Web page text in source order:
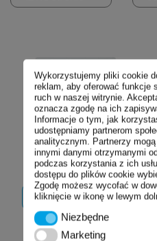
Wykorzystujemy pliki cookie
reklam, aby oferować funkcje
ruch w naszej witrynie.
oznacza zgodę na ich
Informacje o tym, jak
udostępniamy partnerom
analitycznym. Partnerzy
innymi danymi otrzymanymi
podczas korzystania z ich
dostępu do plików cookie
Zgodę możesz wycofać w
kliknięcie w ikonę w lewym
NiezbędneNiezbędne
MarketingMarketing
T17 PRO grzejnik
konwektorowy
1000W IP24
ZOBACZ
SZCZEGÓŁY